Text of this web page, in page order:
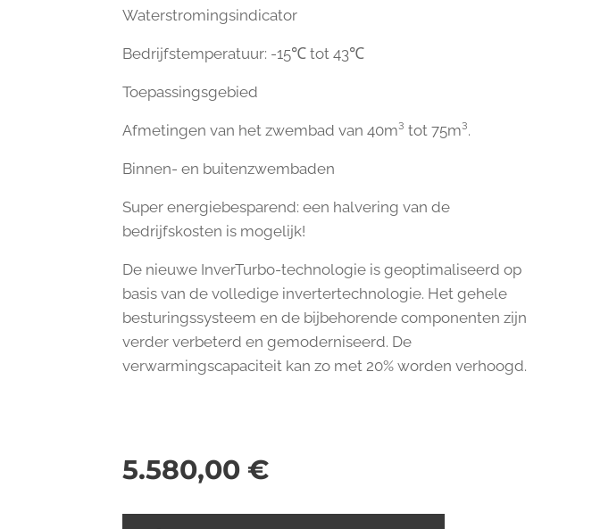
Waterstromingsindicator
Bedrijfstemperatuur: -15℃ tot 43℃
Toepassingsgebied
Afmetingen van het zwembad van 40m³ tot 75m³.
Binnen- en buitenzwembaden
Super energiebesparend: een halvering van de
bedrijfskosten is mogelijk!
De nieuwe InverTurbo-technologie is geoptimaliseerd op
basis van de volledige invertertechnologie. Het gehele
besturingssysteem en de bijbehorende componenten zijn
verder verbeterd en gemoderniseerd. De
verwarmingscapaciteit kan zo met 20% worden verhoogd.
5.580,00 €